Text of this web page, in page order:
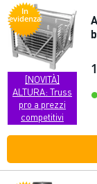
In
evidenza
[NOVITÀ]
ALTURA: Truss
pro a prezzi
competitivi